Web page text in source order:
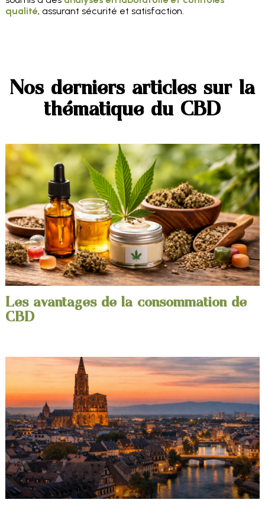
qualité, assurant sécurité et satisfaction.
Nos derniers articles sur la
thématique du CBD
Les avantages de la consommation de
CBD